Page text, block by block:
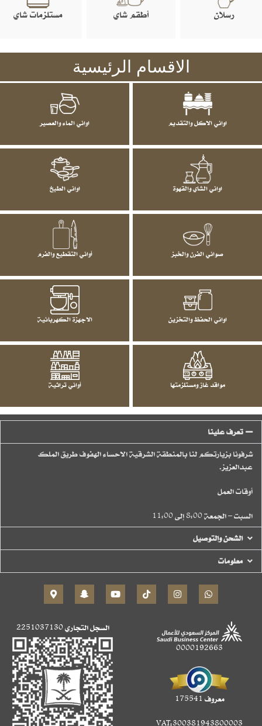
رسلان أطقم شاي مستلزمات شاي
الاقسام الرئيسية
اواني الاكل والتقديم اواني الماء والعصير
اواني الشاي والقهوة اواني الطبخ
صواني الفرن والخبز أواني التقطيع والفرم
اواني الحفظ والتخزين الاجهزة الكهربائية
مواقد غاز ومستلزمتها أواني تراثية
تعرف علينا
شرفونا بزيارتكم لنا بالمنطقة الشرقية الاحساء الهفوف طريق الملك
عبدالعزيز.
أوقات العمل
السبت – الجمعة 8:00 إلى 11:00
الشحن والتوصيل
معلومات
0000192663
معروف 175541
VAT:300381943800003
السجل التجاري2251037130